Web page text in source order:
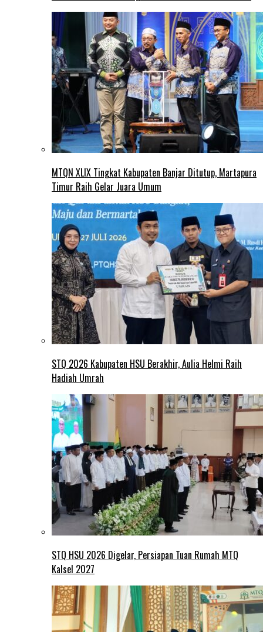
MTQN XLIX Tingkat Kabupaten Banjar Ditutup, Martapura
Timur Raih Gelar Juara Umum
STQ 2026 Kabupaten HSU Berakhir, Aulia Helmi Raih
Hadiah Umrah
STQ HSU 2026 Digelar, Persiapan Tuan Rumah MTQ
Kalsel 2027